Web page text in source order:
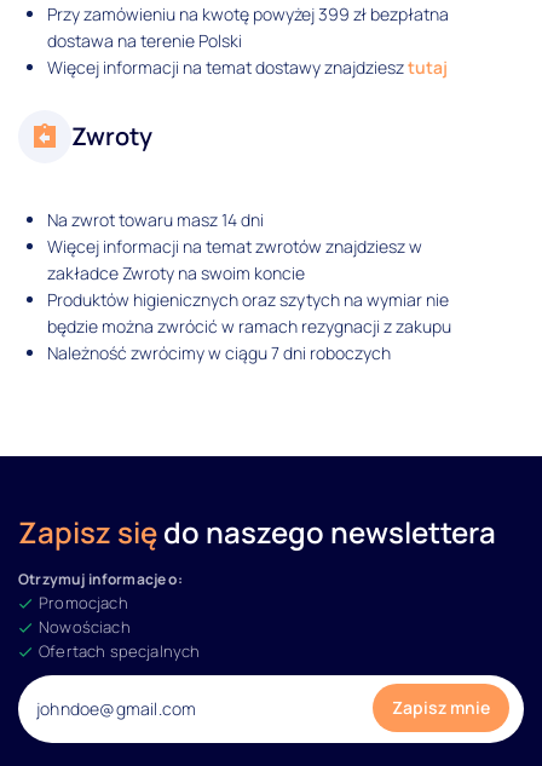
Przy zamówieniu na kwotę powyżej 399 zł bezpłatna
dostawa na terenie Polski
Więcej informacji na temat dostawy znajdziesztutaj
Zwroty
Na zwrot towaru masz 14 dni
Więcej informacji na temat zwrotów znajdziesz w
zakładce Zwroty na swoim koncie
Produktów higienicznych oraz szytych na wymiar nie
będzie można zwrócić w ramach rezygnacji z zakupu
Należność zwrócimy w ciągu 7 dni roboczych
Zapisz siędo naszego newslettera
Otrzymuj informacje o:
Promocjach
Nowościach
Ofertach specjalnych